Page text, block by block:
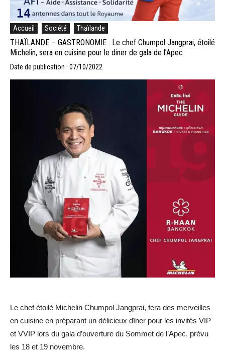
Accueil Société Thaïlande
THAÏLANDE – GASTRONOMIE : Le chef Chumpol Jangprai, étoilé
Michelin, sera en cuisine pour le diner de gala de l’Apec
Date de publication : 07/10/2022
Le chef étoilé Michelin Chumpol Jangprai, fera des merveilles
en cuisine en préparant un délicieux dîner pour les invités VIP
et VVIP lors du gala d’ouverture du Sommet de l’Apec, prévu
les 18 et 19 novembre.